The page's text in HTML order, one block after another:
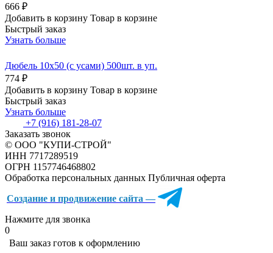
666 ₽
Добавить в корзину Товар в корзине
Быстрый заказ
Узнать больше
Дюбель 10х50 (с усами) 500шт. в уп.
774 ₽
Добавить в корзину Товар в корзине
Быстрый заказ
Узнать больше
+7 (916) 181-28-07
Заказать звонок
© ООО "КУПИ-СТРОЙ"
ИНН 7717289519
ОГРН 1157746468802
Обработка персональных данных Публичная оферта
Создание и продвижение сайта —
Нажмите для звонка
0
Ваш заказ готов к оформлению